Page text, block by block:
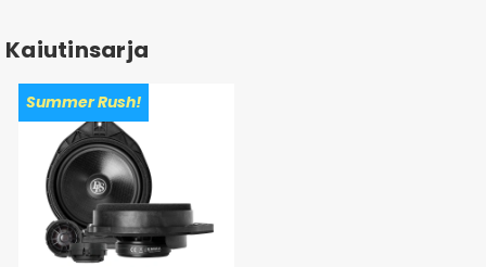
Kaiutinsarja
Summer Rush!